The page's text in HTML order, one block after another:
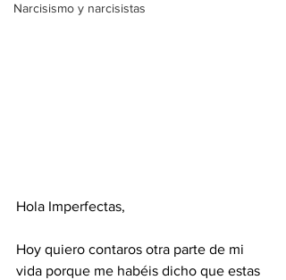
Narcisismo y narcisistas
Hola Imperfectas,
Hoy quiero contaros otra parte de mi
vida porque me habéis dicho que estas